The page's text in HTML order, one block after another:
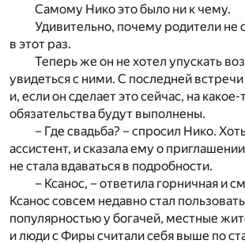
Самому Нико это было ни к чему.
Удивительно, почему родители не
в этот раз.
Теперь же он не хотел упускать
увидеться с ними. С последней
и, если он сделает это сейчас, на
обязательства будут выполнены.
– Где свадьба? – спросил Нико.
ассистент, и сказала ему о
не стала вдаваться в подробности.
– Ксанос, – ответила горничная и
Ксанос совсем недавно стал
популярностью у богачей, местные
и люди с Фиры считали себя выше по